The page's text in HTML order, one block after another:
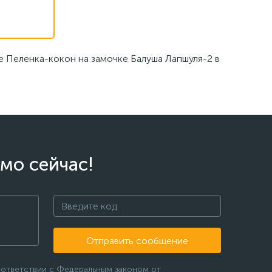
кокон на замочке Балуша Лапшуля-2 в
сейчас!
Отправить сообщение
с Федеральным законом от